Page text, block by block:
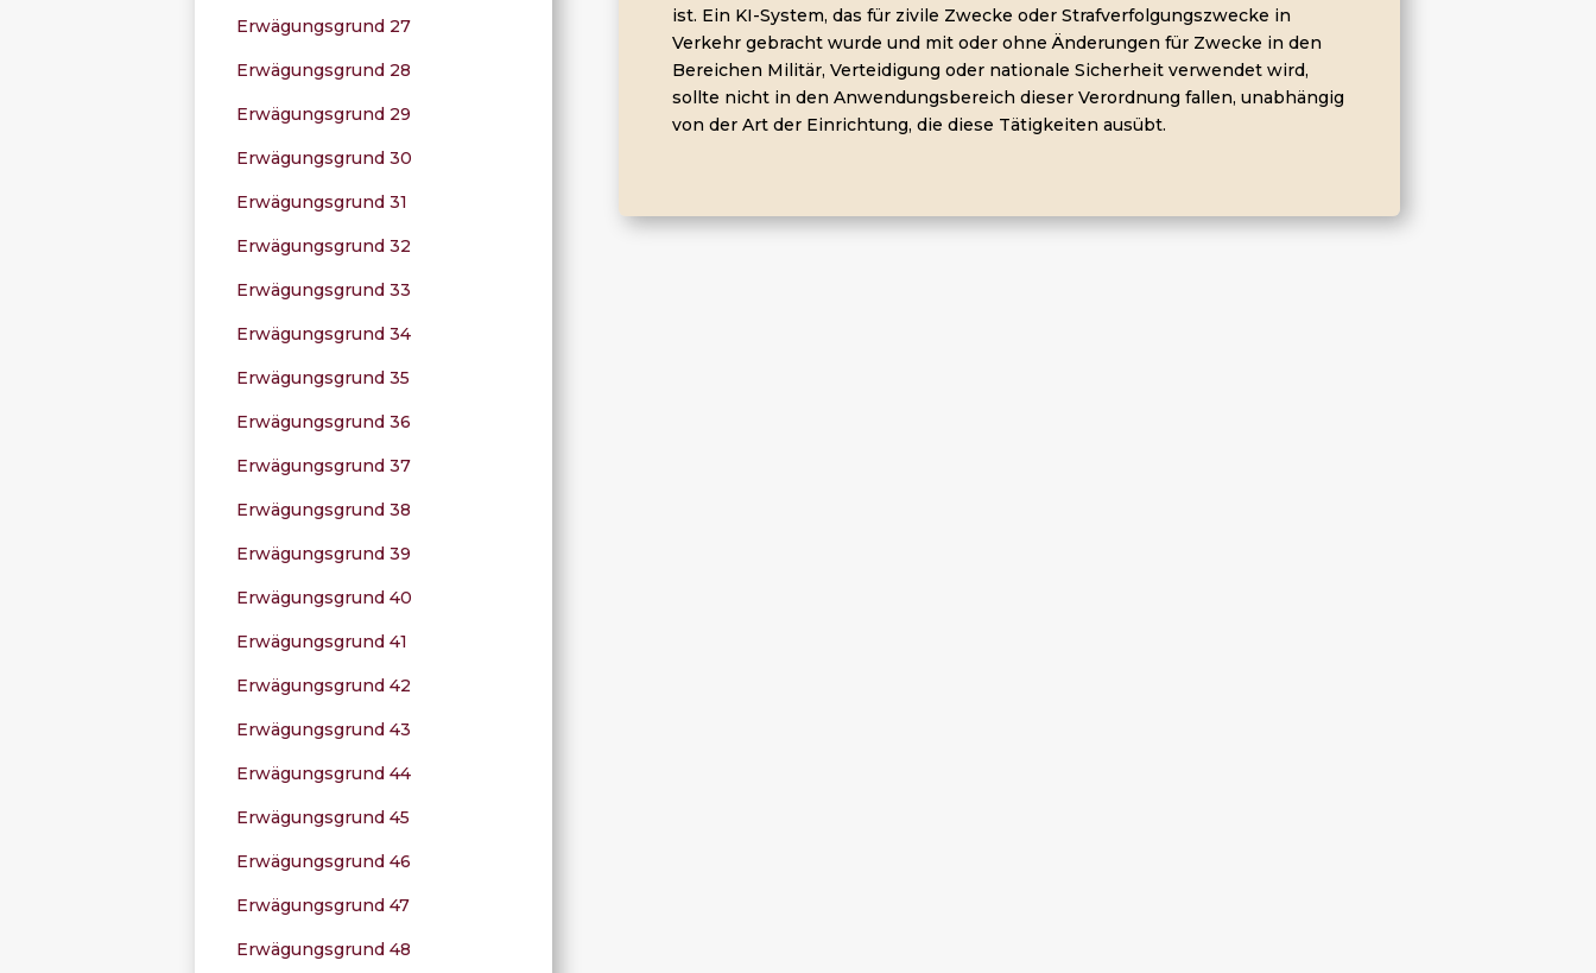
Erwägungsgrund 27
Erwägungsgrund 28
Erwägungsgrund 29
Erwägungsgrund 30
Erwägungsgrund 31
Erwägungsgrund 32
Erwägungsgrund 33
Erwägungsgrund 34
Erwägungsgrund 35
Erwägungsgrund 36
Erwägungsgrund 37
Erwägungsgrund 38
Erwägungsgrund 39
Erwägungsgrund 40
Erwägungsgrund 41
Erwägungsgrund 42
Erwägungsgrund 43
Erwägungsgrund 44
Erwägungsgrund 45
Erwägungsgrund 46
Erwägungsgrund 47
Erwägungsgrund 48
ist. Ein KI-System, das für zivile Zwecke oder Strafverfolgungszwecke in
Verkehr gebracht wurde und mit oder ohne Änderungen für Zwecke in den
Bereichen Militär, Verteidigung oder nationale Sicherheit verwendet wird,
sollte nicht in den Anwendungsbereich dieser Verordnung fallen, unabhängig
von der Art der Einrichtung, die diese Tätigkeiten ausübt.